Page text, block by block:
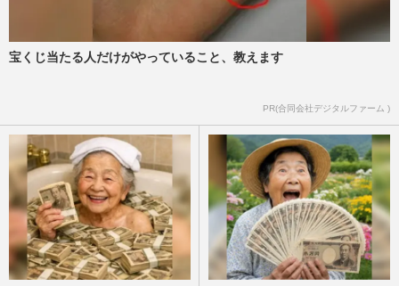
宝くじ当たる人だけがやっていること、教えます
PR(合同会社デジタルファーム )